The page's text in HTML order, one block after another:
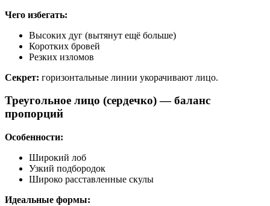
Чего избегать:
Высоких дуг (вытянут ещё больше)
Коротких бровей
Резких изломов
Секрет: горизонтальные линии укорачивают лицо.
Треугольное лицо (сердечко) — баланс
пропорций
Особенности:
Широкий лоб
Узкий подбородок
Широко расставленные скулы
Идеальные формы: